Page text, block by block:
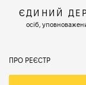
ЄДИНИЙ
осіб,
ПРО РЕЄСТР